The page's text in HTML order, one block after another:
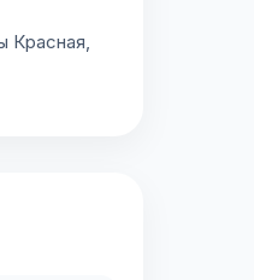
Красная,